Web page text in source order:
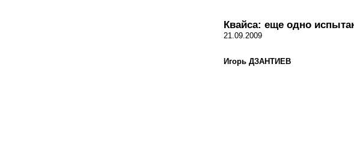
Квайса: еще одно
21.09.2009
Игорь ДЗАНТИЕВ